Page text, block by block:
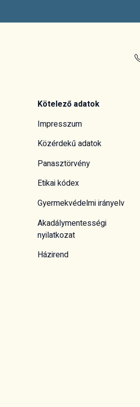
Kötelező adatok
Impresszum
Közérdekű adatok
Panasztörvény
Etikai kódex
Gyermekvédelmi irányelv
Akadálymentességi
nyilatkozat
Házirend